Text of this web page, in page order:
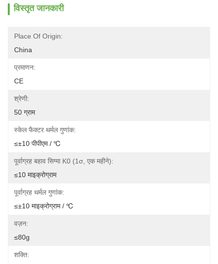
विस्तृत जानकारी
Place Of Origin:
China
प्रमाणन:
CE
श्रेणी:
50 ग्राम
स्केल फैक्टर थर्मल गुणांक:
≤±10 पीपीएम / ℃
पूर्वाग्रह बहाव सिग्मा K0 (1σ, एक महीने):
≤10 माइक्रोग्राम
पूर्वाग्रह थर्मल गुणांक:
≤±10 माइक्रोग्राम / ℃
वज़न:
≤80g
शक्ति: